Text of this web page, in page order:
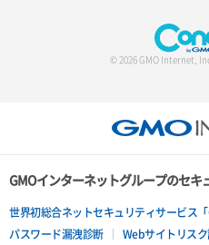
© 2026 GMO Internet,
GMOインターネットグループのセキ
世界初総合ネットセキュリティサービス「
パスワード漏洩診断
Webサイトリス